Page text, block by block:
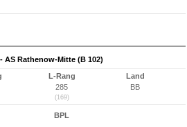
AS Rathenow-Mitte (B 102)
L-Rang
285
(169)
Land
BB
BPL